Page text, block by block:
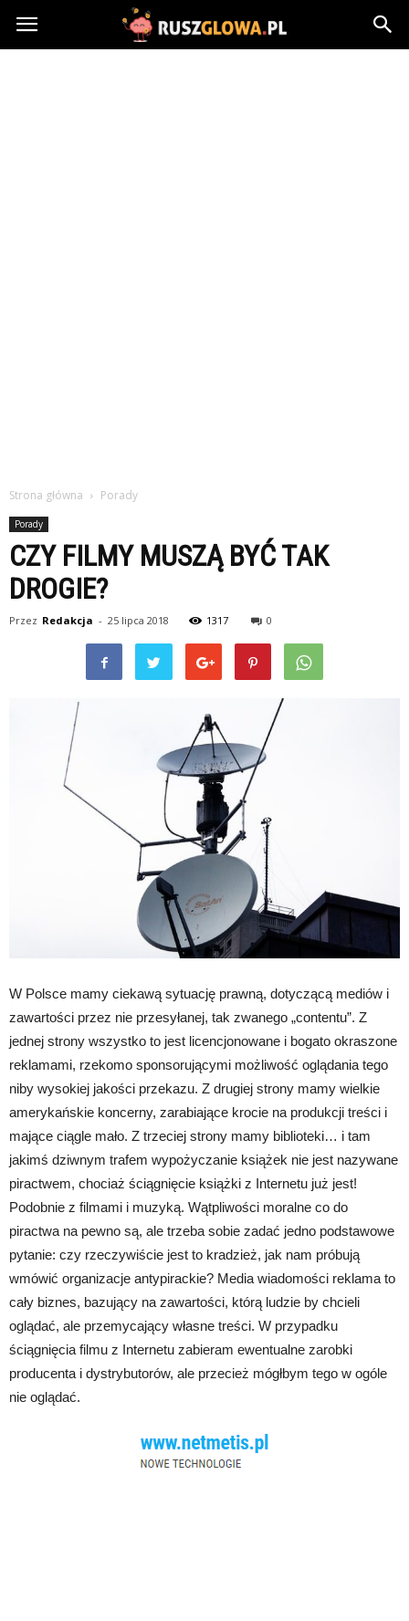
Ruszglowa.pl
Strona główna Porady
Porady
CZY FILMY MUSZĄ BYĆ TAK
DROGIE?
Przez Redakcja - 25 lipca 2018 1317 0
W Polsce mamy ciekawą sytuację prawną, dotyczącą mediów i
zawartości przez nie przesyłanej, tak zwanego „contentu”. Z
jednej strony wszystko to jest licencjonowane i bogato okraszone
reklamami, rzekomo sponsorującymi możliwość oglądania tego
niby wysokiej jakości przekazu. Z drugiej strony mamy wielkie
amerykańskie koncerny, zarabiające krocie na produkcji treści i
mające ciągle mało. Z trzeciej strony mamy biblioteki… i tam
jakimś dziwnym trafem wypożyczanie książek nie jest nazywane
piractwem, chociaż ściągnięcie książki z Internetu już jest!
Podobnie z filmami i muzyką. Wątpliwości moralne co do
piractwa na pewno są, ale trzeba sobie zadać jedno podstawowe
pytanie: czy rzeczywiście jest to kradzież, jak nam próbują
wmówić organizacje antypirackie? Media wiadomości reklama to
cały biznes, bazujący na zawartości, którą ludzie by chcieli
oglądać, ale przemycający własne treści. W przypadku
ściągnięcia filmu z Internetu zabieram ewentualne zarobki
producenta i dystrybutorów, ale przecież mógłbym tego w ogóle
nie oglądać.